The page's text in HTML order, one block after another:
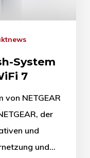
System
7
von NETGEAR
der
und
und…